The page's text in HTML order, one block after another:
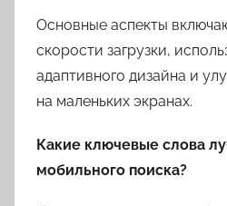
Основные аспекты
скорости загрузки,
адаптивного дизайна и
на маленьких экранах.
Какие ключевые слова
мобильного поиска?